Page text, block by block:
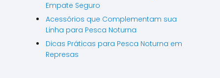
Empate Seguro
Acessórios que Complementam sua
Linha para Pesca Noturna
Dicas Práticas para Pesca Noturna em
Represas